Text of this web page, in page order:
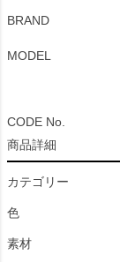
BRAND
MODEL
CODE No.
商品詳細
カテゴリー
色
素材